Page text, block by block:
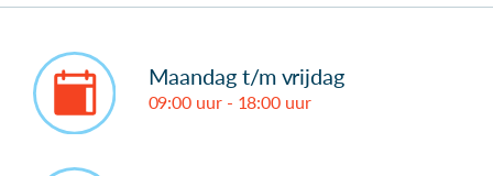
Maandag t/m vrijdag
09:00 uur - 18:00 uur